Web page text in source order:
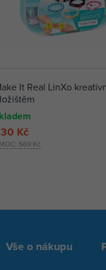
It Real LinXo
569 Kč
Kč
Vše o nákupu